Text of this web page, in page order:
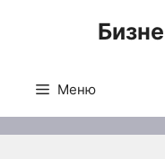
Меню